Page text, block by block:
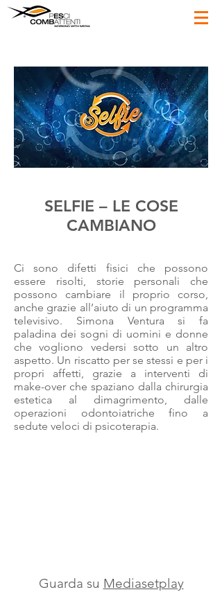
SELFIE – LE COSE
CAMBIANO
Ci sono difetti fisici che possono
essere risolti, storie personali che
possono cambiare il proprio corso,
anche grazie all’aiuto di un programma
televisivo. Simona Ventura si fa
paladina dei sogni di uomini e donne
che vogliono vedersi sotto un altro
aspetto. Un riscatto per se stessi e per i
propri affetti, grazie a interventi di
make-over che spaziano dalla chirurgia
estetica al dimagrimento, dalle
operazioni odontoiatriche fino a
sedute veloci di psicoterapia.
Guarda su Mediasetplay